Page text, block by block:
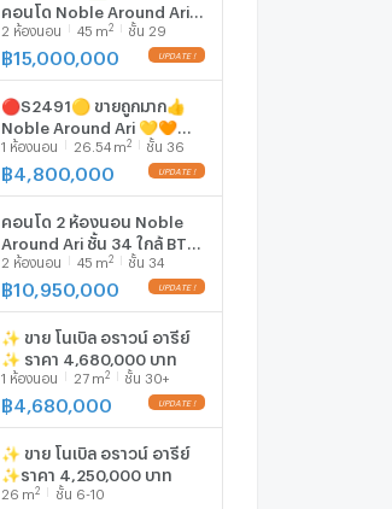
คอนโด Noble Around Ari
📲📢สอบถาม ld line
@condoboy
2 ห้องนอน 45 m2 ชั้น 29
฿15,000,000
🔴S2491🟡 ขายถูกมาก👍
Noble Around Ari 💛🧡
✅แอดไลน์ @mproperty (มี
@ ด้วย) แอดมินตอบไว
1 ห้องนอน 26.54 m2 ชั้น 36
฿ 4,800,000
คอนโด 2 ห้องนอน Noble
Around Ari ชั้น 34 ใกล้ BTS
อารี 100 ม. (ID 2136144)
2 ห้องนอน 45 m2 ชั้น 34
฿10,950,000
✨ ขาย โนเบิล อราวน์ อารีย์
✨ ราคา 4,680,000 บาท
1 ห้องนอน 27 m2 ชั้น 30+
฿ 4,680,000
✨ ขาย โนเบิล อราวน์ อารีย์
✨ราคา 4,250,000 บาท
26 m2 ชั้น 6-10